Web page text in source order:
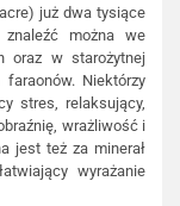
już dwa tysiące
znaleźć można we
oraz w starożytnej
Niektórzy
stres, relaksujący,
wrażliwość i
jest też za minerał
wyrażanie